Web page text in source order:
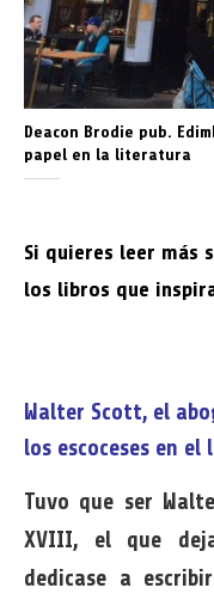
Deacon Brodie pub.
papel en la literatura
Si quieres leer más
los libros que
Walter Scott, el
los escoceses en
Tuvo que ser
XVIII, el que
dedicase a